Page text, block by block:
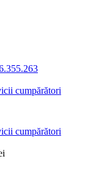
cumpărători
cumpărători